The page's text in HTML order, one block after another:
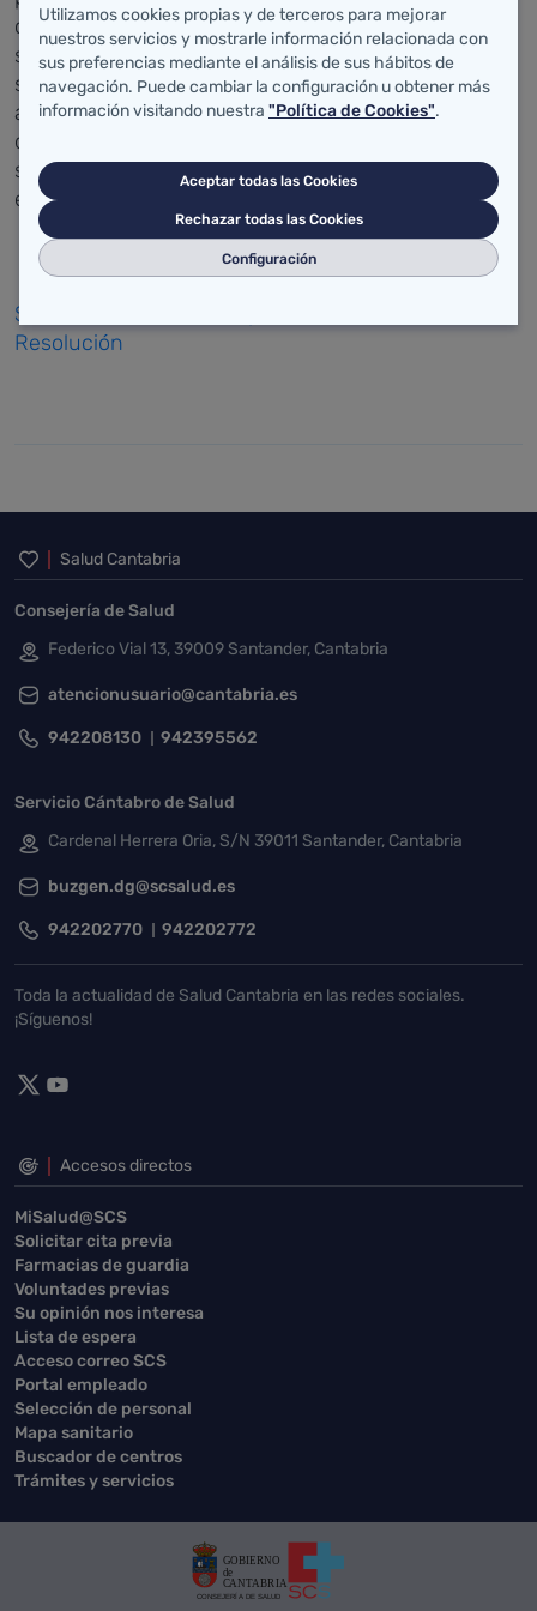
ciudadanía en relación con la salud y la asistencia
sanitaria se ejercen con las debidas medidas de
seguridad, asegurando al mismo tiempo la
adecuada protección de las personas trabajadoras
de los centros, servicios y establecimientos
sanitarios, contra los riesgos relacionados con la
exposición al coronavirus.
Seleccione este enlace para acceder a la
Resolución
Inicio del pie de página
Salud Cantabria
Consejería de Salud
Federico Vial 13, 39009 Santander, Cantabria
atencionusuario@cantabria.es
942208130 942395562
Servicio Cántabro de Salud
Cardenal Herrera Oria, S/N 39011 Santander, Cantabria
buzgen.dg@scsalud.es
942202770 942202772
Toda la actualidad de Salud Cantabria en las redes sociales.
¡Síguenos!
Accesos directos
MiSalud@SCS
Solicitar cita previa
Farmacias de guardia
Voluntades previas
Su opinión nos interesa
Lista de espera
Acceso correo SCS
Portal empleado
Selección de personal
Mapa sanitario
Buscador de centros
Trámites y servicios
Utilizamos cookies propias y de terceros para mejorar
nuestros servicios y mostrarle información relacionada con
sus preferencias mediante el análisis de sus hábitos de
navegación. Puede cambiar la configuración u obtener más
información visitando nuestra "Política de Cookies".
Aceptar todas las Cookies
Rechazar todas las Cookies
Configuración